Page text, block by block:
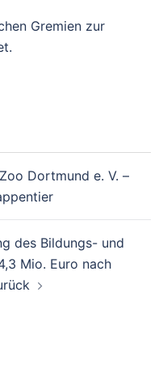
Gremien zur
Dortmund e. V. –
des Bildungs- und
Mio. Euro nach